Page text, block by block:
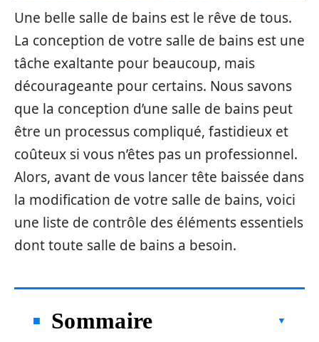
Une belle salle de bains est le rêve de tous.
La conception de votre salle de bains est une
tâche exaltante pour beaucoup, mais
décourageante pour certains. Nous savons
que la conception d’une salle de bains peut
être un processus compliqué, fastidieux et
coûteux si vous n’êtes pas un professionnel.
Alors, avant de vous lancer tête baissée dans
la modification de votre salle de bains, voici
une liste de contrôle des éléments essentiels
dont toute salle de bains a besoin.
Sommaire